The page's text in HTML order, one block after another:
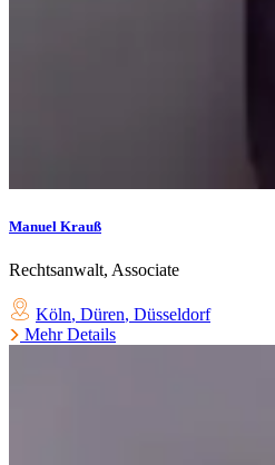
Manuel Krauß
Rechtsanwalt, Associate
Köln, Düren, Düsseldorf
Mehr Details